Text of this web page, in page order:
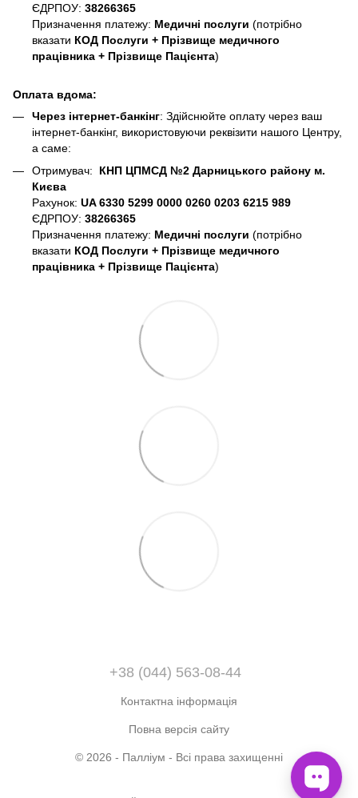
ЄДРПОУ: 38266365
Призначення платежу: Медичні послуги (потрібно
вказати КОД Послуги + Прізвище медичного
працівника + Прізвище Пацієнта)
Оплата вдома:
Через інтернет-банкінг: Здійснюйте оплату через ваш
інтернет-банкінг, використовуючи реквізити нашого Центру,
а саме:
Отримувач:
КНП ЦПМСД №2 Дарницького району м.
Києва
Рахунок: UA 6330 5299 0000 0260 0203 6215 989
ЄДРПОУ: 38266365
Призначення платежу: Медичні послуги (потрібно
вказати КОД Послуги + Прізвище медичного
працівника + Прізвище Пацієнта)
+38 (044) 563-08-44
Контактна інформація
Повна версія сайту
© 2026 - Палліум - Всі права захищенні